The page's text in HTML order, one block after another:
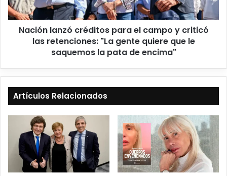
Nación lanzó créditos para el campo y criticó
las retenciones: "La gente quiere que le
saquemos la pata de encima"
Artículos Relacionados